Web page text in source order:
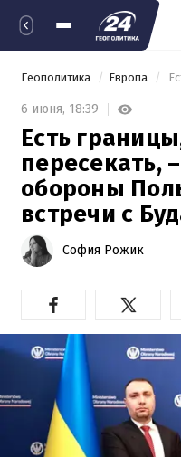
Геополитика Европа
6 июня, 18:39
Есть
пересекать,
обороны
встречи с
София Рожик